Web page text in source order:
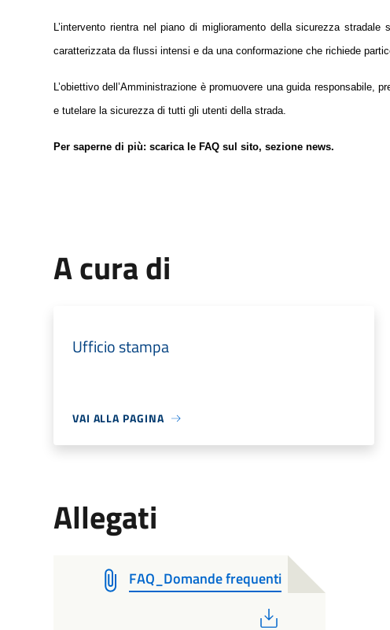
L’intervento rientra nel piano di miglioramento della sicurezza
caratterizzata da flussi intensi e da una conformazione che richiede
L’obiettivo dell’Amministrazione è promuovere una guida responsabile,
e tutelare la sicurezza di tutti gli utenti della strada.
Per saperne di più: scarica le FAQ sul sito, sezione news.
A cura di
Ufficio stampa
VAI ALLA PAGINA
Allegati
FAQ_Domande frequenti